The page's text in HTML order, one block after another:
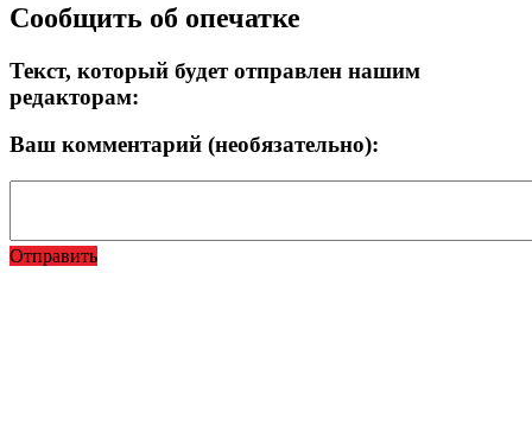
Сообщить об опечатке
Текст, который будет отправлен нашим
редакторам:
Ваш комментарий (необязательно):
Отправить